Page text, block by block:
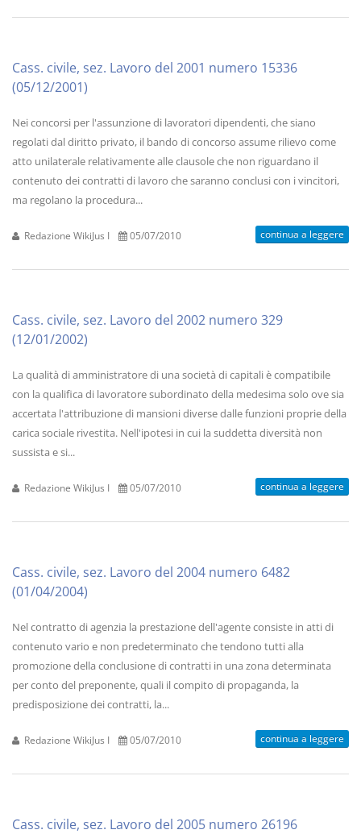
Cass. civile, sez. Lavoro del 2001 numero 15336
(05/12/2001)
Nei concorsi per l'assunzione di lavoratori dipendenti, che siano
regolati dal diritto privato, il bando di concorso assume rilievo come
atto unilaterale relativamente alle clausole che non riguardano il
contenuto dei contratti di lavoro che saranno conclusi con i vincitori,
ma regolano la procedura...
Redazione WikiJus I 05/07/2010 continua a leggere
Cass. civile, sez. Lavoro del 2002 numero 329
(12/01/2002)
La qualità di amministratore di una società di capitali è compatibile
con la qualifica di lavoratore subordinato della medesima solo ove sia
accertata l'attribuzione di mansioni diverse dalle funzioni proprie della
carica sociale rivestita. Nell'ipotesi in cui la suddetta diversità non
sussista e si...
Redazione WikiJus I 05/07/2010 continua a leggere
Cass. civile, sez. Lavoro del 2004 numero 6482
(01/04/2004)
Nel contratto di agenzia la prestazione dell'agente consiste in atti di
contenuto vario e non predeterminato che tendono tutti alla
promozione della conclusione di contratti in una zona determinata
per conto del preponente, quali il compito di propaganda, la
predisposizione dei contratti, la...
Redazione WikiJus I 05/07/2010 continua a leggere
Cass. civile, sez. Lavoro del 2005 numero 26196